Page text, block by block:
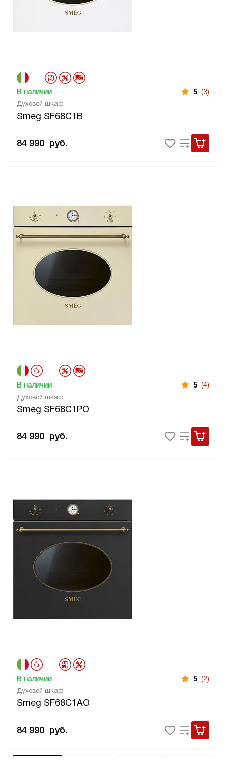
Духовой шкаф
Smeg SF68C1B
В наличии 5 (3)
84 990 руб.
Духовой шкаф
Smeg SF68C1PO
В наличии 5 (4)
84 990 руб.
Духовой шкаф
Smeg SF68C1AO
В наличии 5 (2)
84 990 руб.